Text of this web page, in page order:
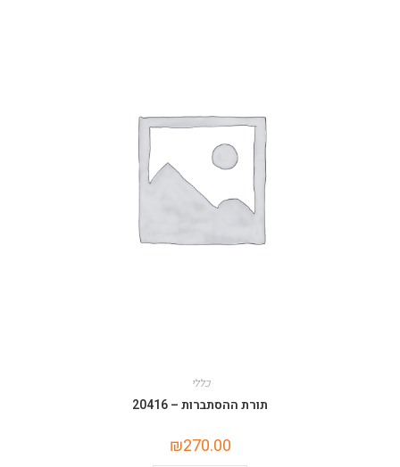
כללי
תורת ההסתברות – 20416
₪270.00